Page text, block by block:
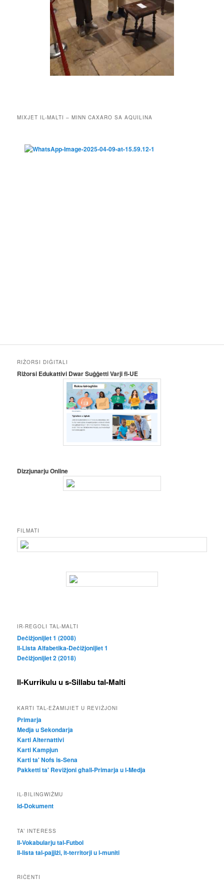
MIXJET IL-MALTI – MINN CAXARO SA AQUILINA
RIŻORSI DIĠITALI
Riżorsi Edukattivi Dwar Suġġetti Varji fl-UE
Dizzjunarju Online
FILMATI
IR-REGOLI TAL-MALTI
Deċiżjonijiet 1 (2008)
Il-Lista Alfabetika-Deċiżjonijiet 1
Deċiżjonijiet 2 (2018)
Il-Kurrikulu u s-Sillabu tal-Malti
KARTI TAL-EŻAMIJIET U REVIŻJONI
Primarja
Medja u Sekondarja
Karti Alternattivi
Karti Kampjun
Karti ta' Nofs is-Sena
Pakketti ta' Reviżjoni għall-Primarja u l-Medja
IL-BILINGWIŻMU
Id-Dokument
TA’ INTERESS
Il-Vokabularju tal-Futbol
Il-lista tal-pajjiżi, it-territorji u l-muniti
RIĊENTI